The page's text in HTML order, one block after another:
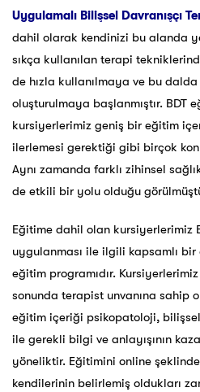
Uygulamalı Bilişsel Davranışçı
dahil olarak kendinizi bu alanda
sıkça kullanılan terapi
de hızla kullanılmaya ve bu
oluşturulmaya başlanmıştır. BDT
kursiyerlerimiz geniş bir eğitim
ilerlemesi gerektiği gibi birçok
Aynı zamanda farklı zihinsel
de etkili bir yolu olduğu
Eğitime dahil olan kursiyerlerimiz
uygulanması ile ilgili kapsamlı bir
eğitim programıdır.
sonunda terapist unvanına sahip
eğitim içeriği psikopatoloji, bilişsel
ile gerekli bilgi ve anlayışının
yöneliktir. Eğitimini online
kendilerinin belirlemiş oldukları